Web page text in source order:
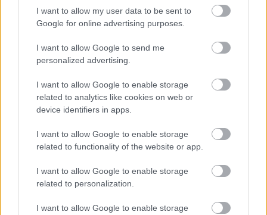
I want to allow my user data to be sent to
Google for online advertising purposes.
I want to allow Google to send me
personalized advertising.
I want to allow Google to enable storage
related to analytics like cookies on web or
device identifiers in apps.
I want to allow Google to enable storage
related to functionality of the website or app.
I want to allow Google to enable storage
related to personalization.
I want to allow Google to enable storage
reakcióidejükről.
A hazai vízilabda legnagyobb
eredményei
Hazánkban a legnagyobb csapat a magyar férfi
Magyar Vízilabda-szövetség irányít. A magyar